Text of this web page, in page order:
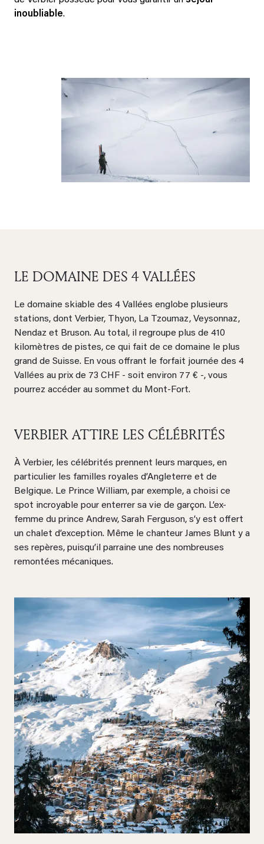
inoubliable.
LE DOMAINE DES 4 VALLÉES
Le domaine skiable des 4 Vallées englobe plusieurs
stations, dont Verbier, Thyon, La Tzoumaz, Veysonnaz,
Nendaz et Bruson. Au total, il regroupe plus de 410
kilomètres de pistes, ce qui fait de ce domaine le plus
grand de Suisse. En vous offrant le forfait journée des 4
Vallées au prix de 73 CHF - soit environ 77 € -, vous
pourrez accéder au sommet du Mont-Fort.
VERBIER ATTIRE LES CÉLÉBRITÉS
À Verbier, les célébrités prennent leurs marques, en
particulier les familles royales d’Angleterre et de
Belgique. Le Prince William, par exemple, a choisi ce
spot incroyable pour enterrer sa vie de garçon. L’ex-
femme du prince Andrew, Sarah Ferguson, s’y est offert
un chalet d’exception. Même le chanteur James Blunt y a
ses repères, puisqu’il parraine une des nombreuses
remontées mécaniques.